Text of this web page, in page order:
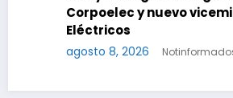
Corpoelec y nuevo
Eléctricos
agosto 8, 2026 Notinformados